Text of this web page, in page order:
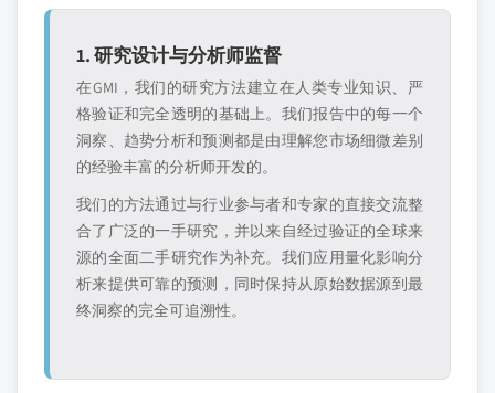
1. 研究设计与分析师监督
在GMI，我们的研究方法建立在人类专业知识、严
格验证和完全透明的基础上。我们报告中的每一个
洞察、趋势分析和预测都是由理解您市场细微差别
的经验丰富的分析师开发的。
我们的方法通过与行业参与者和专家的直接交流整
合了广泛的一手研究，并以来自经过验证的全球来
源的全面二手研究作为补充。我们应用量化影响分
析来提供可靠的预测，同时保持从原始数据源到最
终洞察的完全可追溯性。